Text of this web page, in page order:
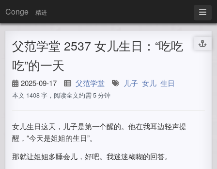
Conge 精进
父范学堂 2537 女儿生日：“吃吃
吃”的一天
2025-09-17 父范学堂 儿子 女儿 生日
本文 1408 字，阅读全文约需 5 分钟
女儿生日这天，儿子是第一个醒的。他在我耳边轻声提
醒，“今天是姐姐的生日”。
那就让姐姐多睡会儿，好吧。我迷迷糊糊的回答。